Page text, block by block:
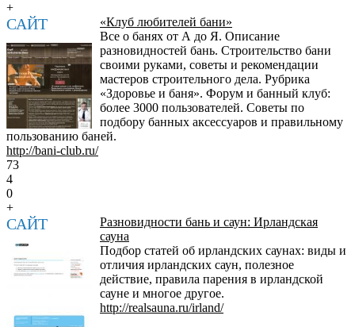
+
САЙТ
«Клуб любителей бани»
Все о банях от А до Я. Описание
разновидностей бань. Строительство бани
своими руками, советы и рекомендации
мастеров строительного дела. Рубрика
«Здоровье и баня». Форум и банный клуб:
более 3000 пользователей. Советы по
подбору банных аксессуаров и правильному
пользованию баней.
http://bani-club.ru/
73
4
0
+
САЙТ
Разновидности бань и саун: Ирландская
сауна
Подбор статей об ирландских саунах: виды и
отличия ирландских саун, полезное
действие, правила парения в ирландской
сауне и многое другое.
http://realsauna.ru/irland/